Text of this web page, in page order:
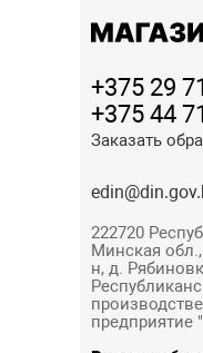
+375 29
+375 44
Заказать
222720
Минская
н, д.
предприятие